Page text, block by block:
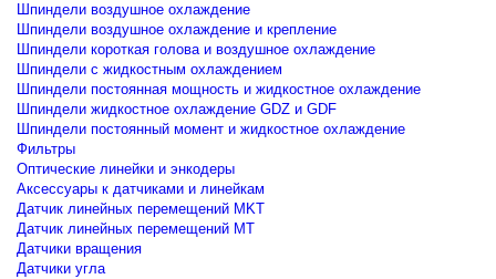
Шпиндели воздушное охлаждение
Шпиндели воздушное охлаждение и крепление
Шпиндели короткая голова и воздушное охлаждение
Шпиндели с жидкостным охлаждением
Шпиндели постоянная мощность и жидкостное охлаждение
Шпиндели жидкостное охлаждение GDZ и GDF
Шпиндели постоянный момент и жидкостное охлаждение
Фильтры
Оптические линейки и энкодеры
Аксессуары к датчиками и линейкам
Датчик линейных перемещений MKT
Датчик линейных перемещений MT
Датчики вращения
Датчики угла